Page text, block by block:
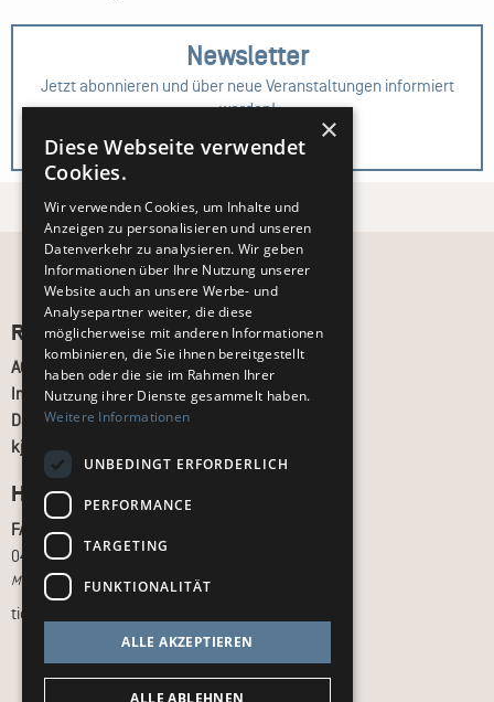
Newsletter
Jetzt abonnieren und über neue Veranstaltungen informiert
werden!
Zur Anmeldung
Recht und Ordnung
AGB
Impressum
Datenschutz
kj.de
Hilfe & Support
FAQ
040 - 413 22 60
Montag bis Freitag, 10:00 bis 18:00 Uhr
tickets@kj.de
×
Diese Webseite verwendet
Cookies.
Wir verwenden Cookies, um Inhalte und
Anzeigen zu personalisieren und unseren
Datenverkehr zu analysieren. Wir geben
Informationen über Ihre Nutzung unserer
Website auch an unsere Werbe- und
Analysepartner weiter, die diese
möglicherweise mit anderen Informationen
kombinieren, die Sie ihnen bereitgestellt
haben oder die sie im Rahmen Ihrer
Nutzung ihrer Dienste gesammelt haben.
Weitere Informationen
UNBEDINGT ERFORDERLICH
PERFORMANCE
TARGETING
FUNKTIONALITÄT
ALLE AKZEPTIEREN
ALLE ABLEHNEN